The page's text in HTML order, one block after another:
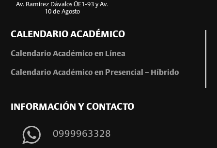
Av. Ramírez Dávalos OE1-93 y Av.
10 de Agosto
CALENDARIO ACADÉMICO
Calendario Académico en Línea
Calendario Académico en Presencial – Híbrido
INFORMACIÓN Y CONTACTO
0999963328